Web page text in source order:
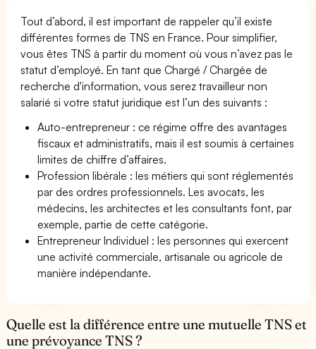
Tout d’abord, il est important de rappeler qu’il existe
différentes formes de TNS en France. Pour simplifier,
vous êtes TNS à partir du moment où vous n’avez pas le
statut d’employé. En tant que Chargé / Chargée de
recherche d'information, vous serez travailleur non
salarié si votre statut juridique est l’un des suivants :
Auto-entrepreneur : ce régime offre des avantages
fiscaux et administratifs, mais il est soumis à certaines
limites de chiffre d’affaires.
Profession libérale : les métiers qui sont réglementés
par des ordres professionnels. Les avocats, les
médecins, les architectes et les consultants font, par
exemple, partie de cette catégorie.
Entrepreneur Individuel : les personnes qui exercent
une activité commerciale, artisanale ou agricole de
manière indépendante.
Quelle est la différence entre une mutuelle TNS et
une prévoyance TNS ?